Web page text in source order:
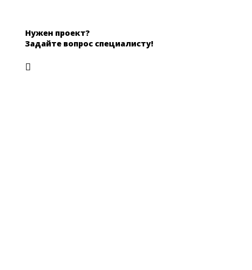
Нужен проект?
Задайте вопрос специалисту!
